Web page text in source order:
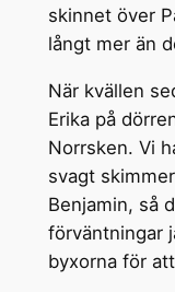
skinnet över
långt mer än
När kvällen
Erika på
Norrsken. Vi
svagt
Benjamin, så
förväntningar
byxorna för